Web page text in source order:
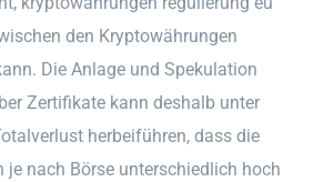
den Kryptowährungen
Die Anlage und Spekulation
Zertifikate kann deshalb unter
herbeiführen, dass die
je nach Börse unterschiedlich hoch